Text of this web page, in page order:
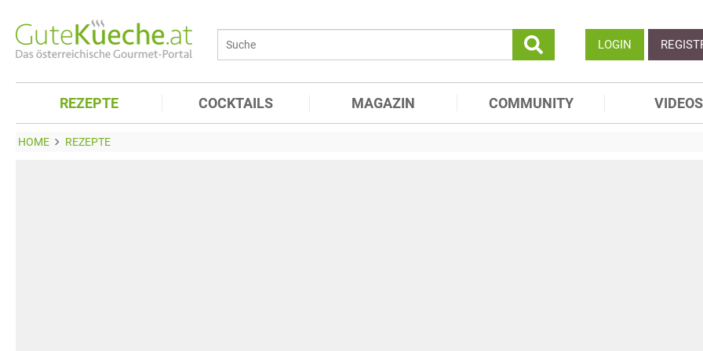
LOGIN
REZEPTE COCKTAILS MAGAZIN COMMUNITY VIDEOS
HOME REZEPTE